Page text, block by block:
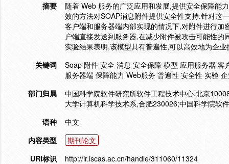
摘要
随着 Web 服务的广泛应用和发展,提供安全保障能
效的方法对SOAP消息附件提供安全性支持.针对这
客户端和服务器端内部实现的情况下,对附件进行
户端直接发送到服务器,在减少附件被攻击可能性
实验结果表明,该模型具有普遍性,可以高效地为企业
关键词
Soap 附件 安全 消息 安全保障 模型 应用服务器
服务器端 保障能力 Web服务 普遍性 安全性 实验
部门归属
中国科学院软件研究所软件工程技术中心,北京
大学计算机科学技术系,合肥230026;中国科学院软
语种
中文
内容类型
期刊论文
URI标识
http://ir.iscas.ac.cn/handle/311060/11324